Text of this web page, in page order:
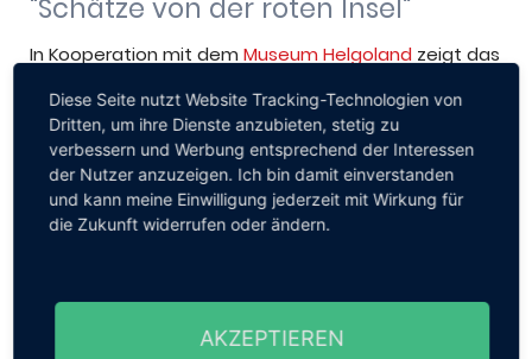
"Schätze von der roten Insel“
In Kooperation mit demMuseum Helgolandzeigt das
vielerlei Hinsicht geheimnisvollen Insel.
Helgoland war auch in vergangenen Zeiten nie
isoliert vom Festland. Eindrucksvolle archäologische
Artefakte belegen einen regen Austausch.
Diese Seite nutzt Website Tracking-Technologien von
Dritten, um ihre Dienste anzubieten, stetig zu
verbessern und Werbung entsprechend der Interessen
der Nutzer anzuzeigen. Ich bin damit einverstanden
und kann meine Einwilligung jederzeit mit Wirkung für
die Zukunft widerrufen oder ändern.
AKZEPTIEREN